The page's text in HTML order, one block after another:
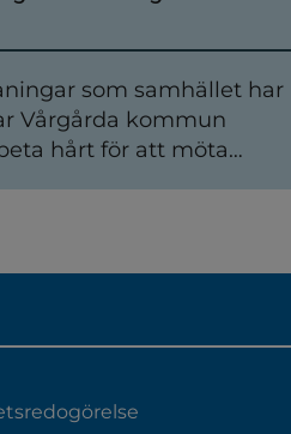
som samhället har
Vårgårda kommun
hårt för att möta
och strategiska